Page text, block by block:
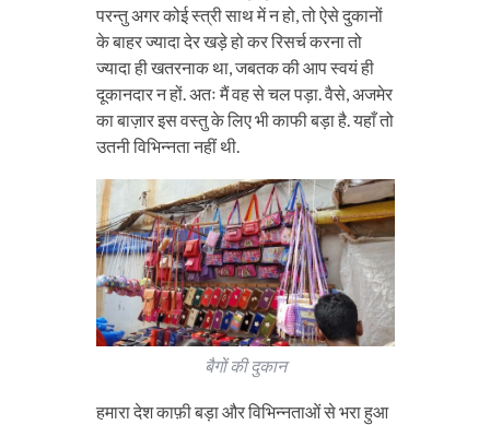
परन्तु अगर कोई स्त्री साथ में न हो, तो ऐसे दुकानों
के बाहर ज्यादा देर खड़े हो कर रिसर्च करना तो
ज्यादा ही खतरनाक था, जबतक की आप स्वयं ही
दूकानदार न हों. अतः मैं वह से चल पड़ा. वैसे, अजमेर
का बाज़ार इस वस्तु के लिए भी काफी बड़ा है. यहाँ तो
उतनी विभिन्नता नहीं थी.
बैगों की दुकान
हमारा देश काफ़ी बड़ा और विभिन्नताओं से भरा हुआ